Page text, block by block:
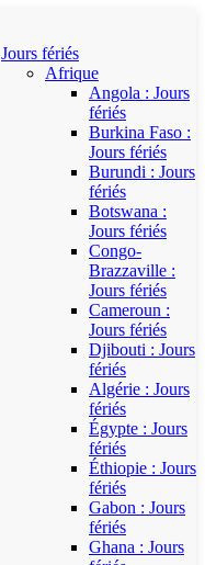
Jours fériés
Afrique
Angola : Jours
fériés
Burkina Faso :
Jours fériés
Burundi : Jours
fériés
Botswana :
Jours fériés
Congo-
Brazzaville :
Jours fériés
Cameroun :
Jours fériés
Djibouti : Jours
fériés
Algérie : Jours
fériés
Égypte : Jours
fériés
Éthiopie : Jours
fériés
Gabon : Jours
fériés
Ghana : Jours